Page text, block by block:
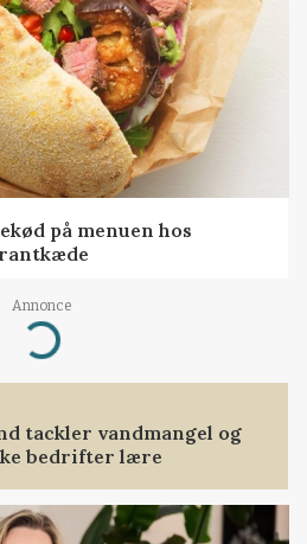
på menuen hos
Annonce
Loading...
tackler vandmangel og
bedrifter lære